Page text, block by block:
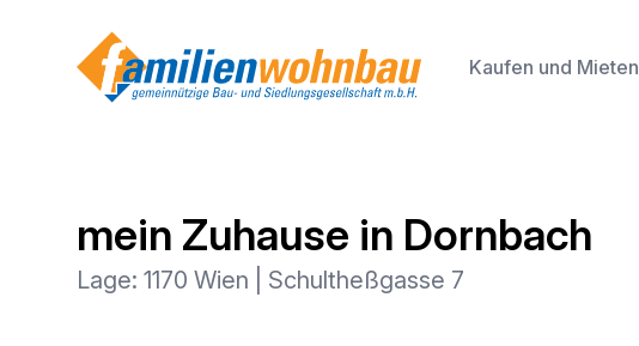
Kaufen und Mieten
mein Zuhause in Dornbach
Lage: 1170 Wien | Schultheßgasse 7